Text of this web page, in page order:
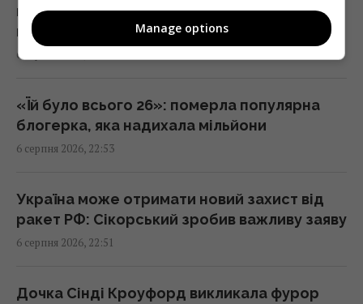
Така зброя є лише у кількох країн:
Зеленський про створення української
22:00 четвер, 06 серпня 2026
"Динамо" здобуло важливу перемогу у
21:57 четвер, 06 серпня 2026
Анчоуси чи сардини: яка риба корисніша
валізу шапочку для душу: ось навіщо вона
потрібна
6 серпня 2026, 23:03
«Їй було всього 26»: померла популярна
блогерка, яка надихала мільйони
6 серпня 2026, 22:53
Україна може отримати новий захист від
ракет РФ: Сікорський зробив важливу заяву
6 серпня 2026, 22:51
Дочка Сінді Кроуфорд викликала фурор
Manage options